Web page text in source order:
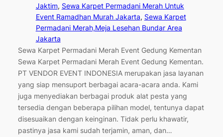
Jaktim, Sewa Karpet Permadani Merah Untuk
Event Ramadhan Murah Jakarta, Sewa Karpet
Permadani Merah,Meja Lesehan Bundar Area
Jakarta
Sewa Karpet Permadani Merah Event Gedung Kementan
Sewa Karpet Permadani Merah Event Gedung Kementan.
PT VENDOR EVENT INDONESIA merupakan jasa layanan
yang siap mensuport berbagai acara-acara anda. Kami
juga menyediakan berbagai produk alat pesta yang
tersedia dengan beberapa pilihan model, tentunya dapat
disesuaikan dengan keinginan. Tidak perlu khawatir,
pastinya jasa kami sudah terjamin, aman, dan…